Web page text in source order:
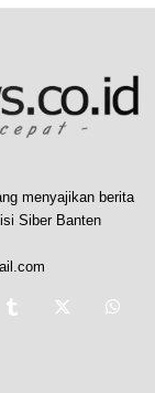
menyajikan berita
Siber Banten